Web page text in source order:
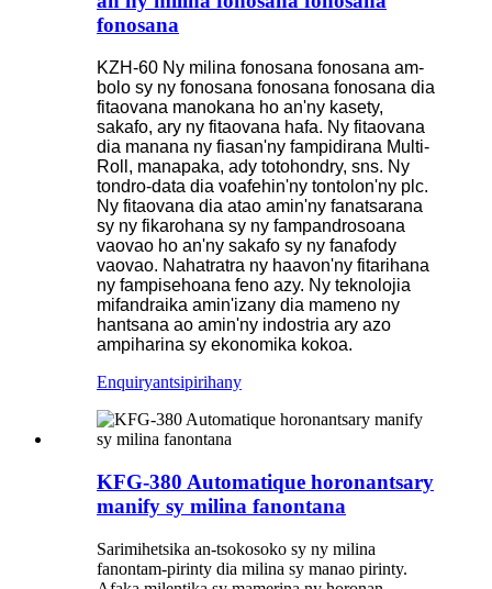
fonosana
KZH-60 Ny milina fonosana fonosana am-
bolo sy ny fonosana fonosana fonosana dia
fitaovana manokana ho an'ny kasety,
sakafo, ary ny fitaovana hafa. Ny fitaovana
dia manana ny fiasan'ny fampidirana Multi-
Roll, manapaka, ady totohondry, sns. Ny
tondro-data dia voafehin'ny tontolon'ny plc.
Ny fitaovana dia atao amin'ny fanatsarana
sy ny fikarohana sy ny fampandrosoana
vaovao ho an'ny sakafo sy ny fanafody
vaovao. Nahatratra ny haavon'ny fitarihana
ny fampisehoana feno azy. Ny teknolojia
mifandraika amin'izany dia mameno ny
hantsana ao amin'ny indostria ary azo
ampiharina sy ekonomika kokoa.
Enquiryantsipirihany
KFG-380 Automatique horonantsary
manify sy milina fanontana
Sarimihetsika an-tsokosoko sy ny milina
fanontam-pirinty dia milina sy manao pirinty.